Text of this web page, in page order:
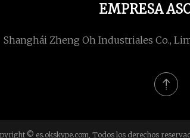
EMPRESA
Shanghái Zheng Oh Industriales Co.,
© es.okskype.com, Todos los derechos